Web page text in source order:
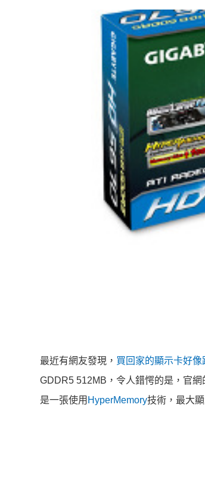
最近有網友發現， 買回家的顯示卡好
GDDR5 512MB，令人錯愕的是，官
是一張使用 HyperMemory技術，最大